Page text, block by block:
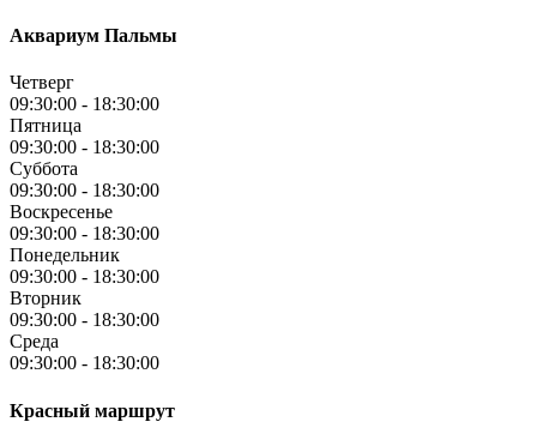
Аквариум Пальмы
Четверг
09:30:00 - 18:30:00
Пятница
09:30:00 - 18:30:00
Суббота
09:30:00 - 18:30:00
Воскресенье
09:30:00 - 18:30:00
Понедельник
09:30:00 - 18:30:00
Вторник
09:30:00 - 18:30:00
Среда
09:30:00 - 18:30:00
Красный маршрут